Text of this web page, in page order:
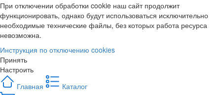
При отключении обработки cookie наш сайт продолжит
функционировать, однако будут использоваться исключительно
необходимые технические файлы, без которых работа ресурса
невозможна.
Инструкция по отключению cookies
Принять
Настроить
Главная
Каталог